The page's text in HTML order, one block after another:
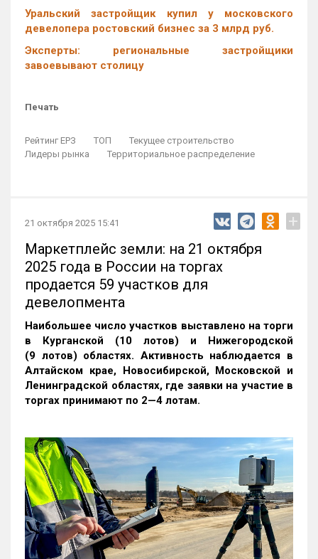
Уральский застройщик купил у московского
девелопера ростовский бизнес за 3 млрд руб.
Эксперты: региональные застройщики
завоевывают столицу
Печать
Рейтинг ЕРЗ ТОП
Текущее строительство
Лидеры рынка
Территориальное распределение
21 октября 2025 15:41 +
Маркетплейс земли: на 21 октября
2025 года в России на торгах
продается 59 участков для
девелопмента
Наибольшее число участков выставлено на торги
в Курганской (10 лотов) и Нижегородской
(9 лотов) областях. Активность наблюдается в
Алтайском крае, Новосибирской, Московской и
Ленинградской областях, где заявки на участие в
торгах принимают по 2—4 лотам.